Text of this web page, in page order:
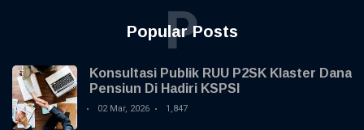
Popular Posts
P
Konsultasi Publik RUU P2SK Klaster Dana
Pensiun Di Hadiri KSPSI
02 Mar, 2026 1,847